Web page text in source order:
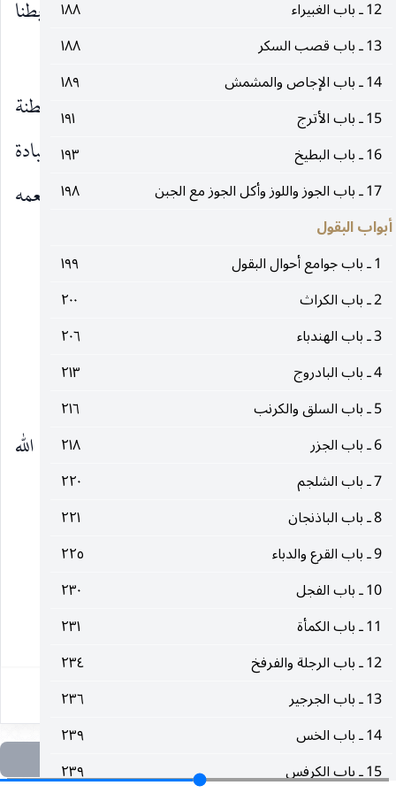
12 ـ باب الغبيراء
١٨٨
13 ـ باب قصب السكر
١٨٨
14 ـ باب الإجاص والمشمش
١٨٩
15 ـ باب الأترج
١٩١
16 ـ باب البطيخ
١٩٣
17 ـ باب الجوز واللوز وأكل الجوز مع الجبن
١٩٨
أبواب البقول
1 ـ باب جوامع أحوال البقول
١٩٩
2 ـ باب الكراث
٢٠٠
3 ـ باب الهندباء
٢٠٦
4 ـ باب البادروج
٢١٣
5 ـ باب السلق والكرنب
٢١٦
6 ـ باب الجزر
٢١٨
7 ـ باب الشلجم
٢٢٠
8 ـ باب الباذنجان
٢٢١
9 ـ باب القرع والدباء
٢٢٥
10 ـ باب الفجل
٢٣٠
11 ـ باب الكمأة
٢٣١
12 ـ باب الرجلة والفرفخ
٢٣٤
13 ـ باب الجرجير
٢٣٦
14 ـ باب الخس
٢٣٩
15 ـ باب الكرفس
٢٣٩
يقول لك ربك يا محمد ما أبغضت وعاء قط كبغضي بطنا
ملآنا(١) .
٣٥ ـ دعوات الراوندي ، قال النبي
إياكم والبطنة
فإنها مفسدة للبدن ومورثة للسقم ومكسلة عن العبادة
وروي من قل طعامه صح بدنه وصفا قلبه ومن كثر طعمه
سقم بدنه وقسا قلبه.
(آخر في ذم التجشؤ وما يفعل أو يقال عنده)
١ ـ المحاسن ، عن النوفلي بإسناده قال قال رسول الله
صلى‌الله‌عليه‌وآلهإذا تجشيتم
__________________
(١) أمالي المفيد : ١٢١.